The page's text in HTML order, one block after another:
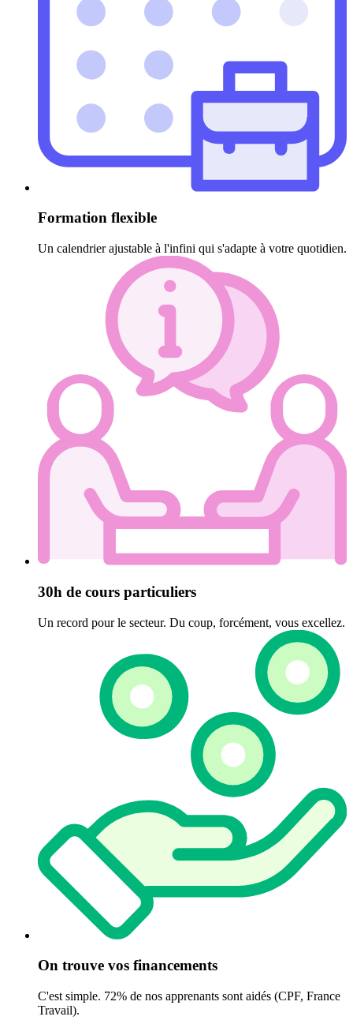
Formation flexible
Un calendrier ajustable à l'infini qui s'adapte à votre quotidien.
30h de cours particuliers
Un record pour le secteur. Du coup, forcément, vous excellez.
On trouve vos financements
C'est simple. 72% de nos apprenants sont aidés (CPF, France
Travail).